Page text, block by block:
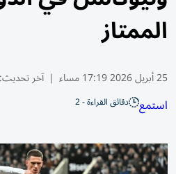
الممتاز
25 أبريل 2026 17:19 مساء | آخر تحديث:
استمع دقائق القراءة - 2